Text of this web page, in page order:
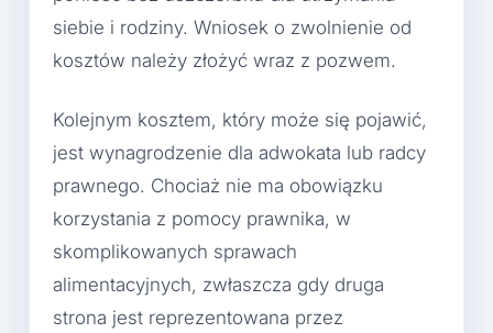
siebie i rodziny. Wniosek o zwolnienie od
kosztów należy złożyć wraz z pozwem.
Kolejnym kosztem, który może się pojawić,
jest wynagrodzenie dla adwokata lub radcy
prawnego. Chociaż nie ma obowiązku
korzystania z pomocy prawnika, w
skomplikowanych sprawach
alimentacyjnych, zwłaszcza gdy druga
strona jest reprezentowana przez